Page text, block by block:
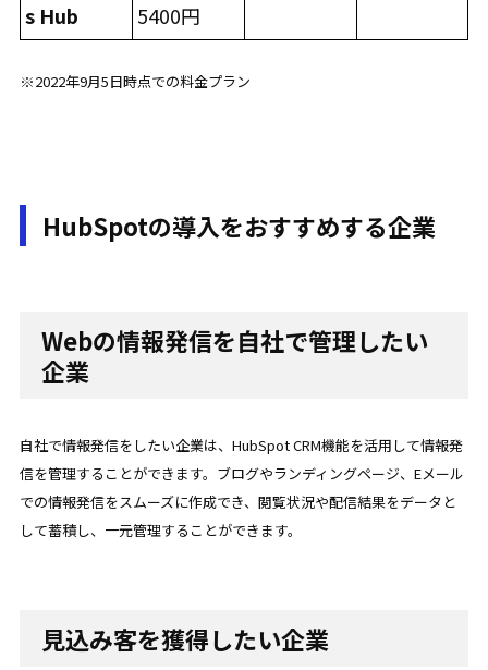
s Hub
5400円
※2022年9月5日時点での料金プラン
HubSpotの導入をおすすめする企業
Webの情報発信を自社で管理したい
企業
自社で情報発信をしたい企業は、HubSpot CRM機能を活用して情報発
信を管理することができます。ブログやランディングページ、Eメール
での情報発信をスムーズに作成でき、閲覧状況や配信結果をデータと
して蓄積し、一元管理することができます。
見込み客を獲得したい企業